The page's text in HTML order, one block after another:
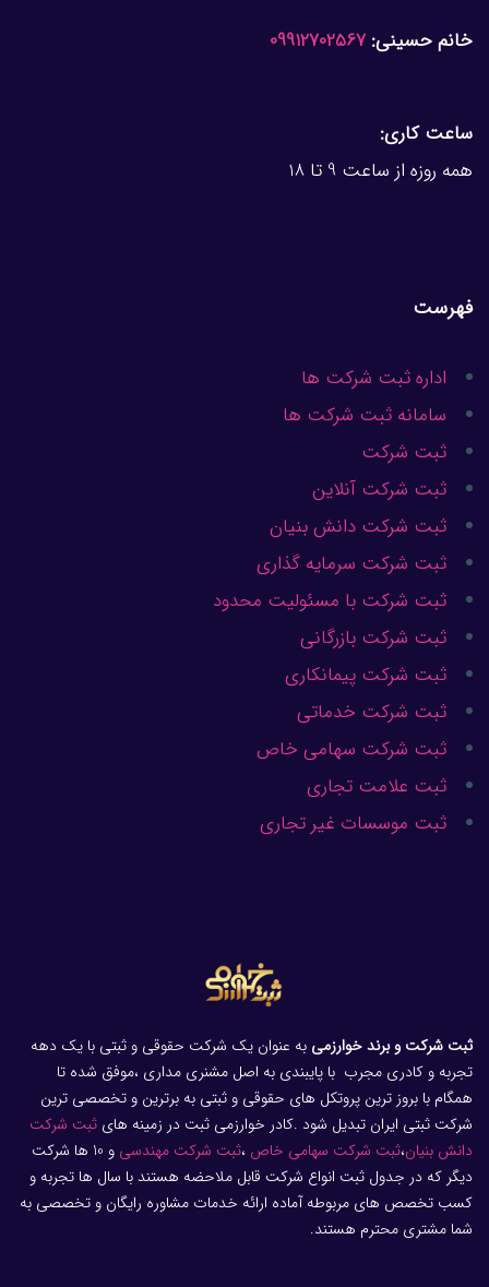
خانم حسینی: 09912702567
ساعت کاری:
همه روزه از ساعت 9 تا 18
فهرست
اداره ثبت شرکت ها
سامانه ثبت شرکت ها
ثبت شرکت
ثبت شرکت آنلاین
ثبت شرکت دانش بنیان
ثبت شرکت سرمایه گذاری
ثبت شرکت با مسئولیت محدود
ثبت شرکت بازرگانی
ثبت شرکت پیمانکاری
ثبت شرکت خدماتی
ثبت شرکت سهامی خاص
ثبت علامت تجاری
ثبت موسسات غیر تجاری
ثبت شرکت و برند خوارزمی به عنوان یک شرکت حقوقی و ثبتی با یک دهه
تجربه و کادری مجرب با پایبندی به اصل مشنری مداری ،موفق شده تا
همگام با بروز ترین پروتکل های حقوقی و ثبتی به برترین و تخصصی ترین
شرکت ثبتی ایران تبدیل شود .کادر خوارزمی ثبت در زمینه های ثبت شرکت
دانش بنیان،ثبت شرکت سهامی خاص ،ثبت شرکت مهندسی
و 10 ها شرکت
دیگر که در جدول ثبت انواع شرکت قابل ملاحضه هستند با سال ها تجربه و
کسب تخصص های مربوطه آماده ارائه خدمات مشاوره رایگان و تخصصی به
شما مشتری محترم هستند.